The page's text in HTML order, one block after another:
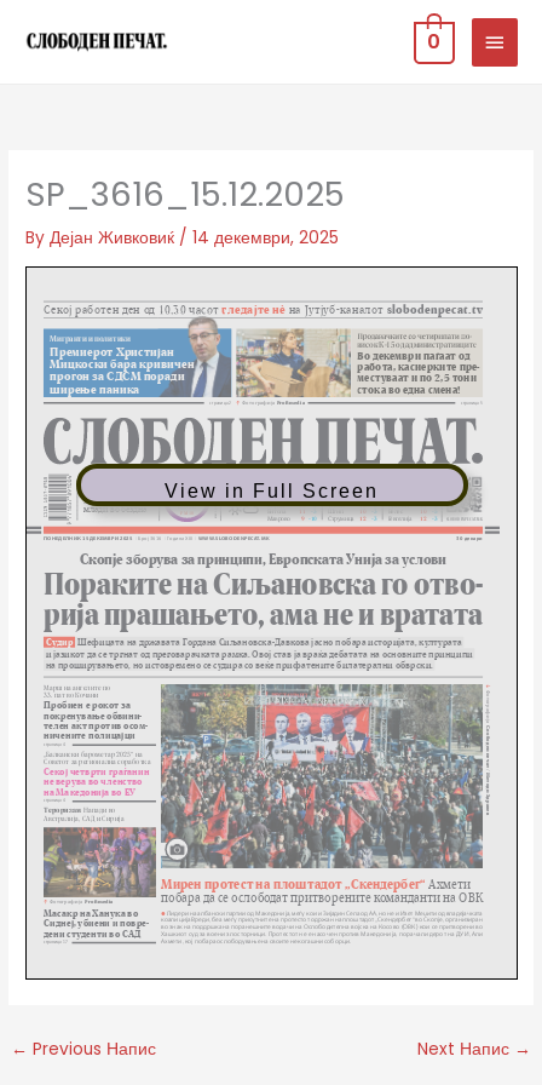
MAIN
0
SP_3616_15.12.2025
ByДејан Живковиќ /14 декември, 2025
View in Full Screen
← Previous Напис Next Напис →